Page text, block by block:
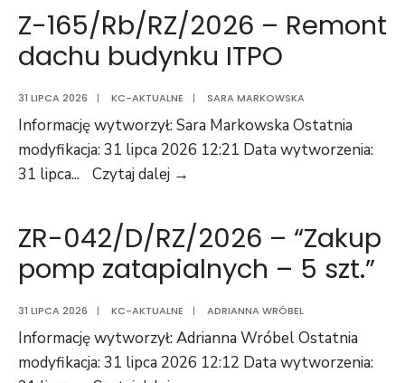
Kanalizacji
w
Bydgoszczy
z
o.o.
Toruńskiej
103
w
Bydgoszczy
–
w
“Dostawa
urządzeń
systemu
gromadzenia
danych
Z-165/Rb/RZ/2026 – Remont
dachu budynku ITPO
31 LIPCA 2026 | KC-AKTUALNE | SARA MARKOWSKA
Informację wytworzył: Sara Markowska Ostatnia
modyfikacja: 31 lipca 2026 12:21 Data wytworzenia:
31 lipca... Czytaj dalej →
–
Remont
dachu
ITPO
ZR-042/D/RZ/2026 – “Zakup
pomp zatapialnych – 5 szt.”
31 LIPCA 2026 | KC-AKTUALNE | ADRIANNA WRÓBEL
Informację wytworzył: Adrianna Wróbel Ostatnia
modyfikacja: 31 lipca 2026 12:12 Data wytworzenia: